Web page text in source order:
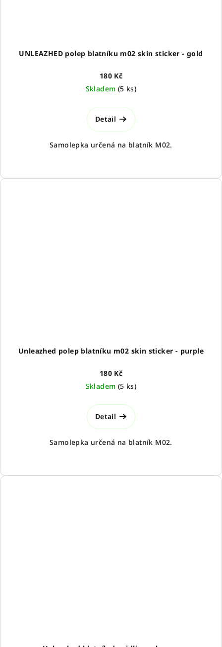
UNLEAZHED polep blatníku m02 skin sticker - gold
180 Kč
Skladem (5 ks)
Detail
Samolepka určená na blatník M02.
Unleazhed polep blatníku m02 skin sticker - purple
180 Kč
Skladem (5 ks)
Detail
Samolepka určená na blatník M02.